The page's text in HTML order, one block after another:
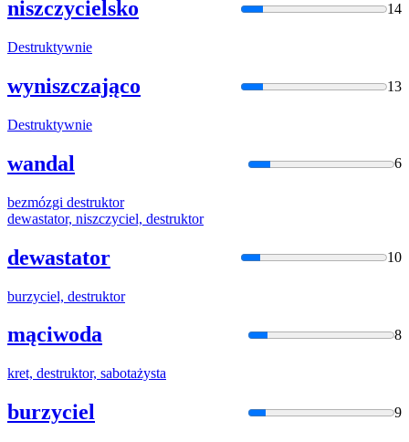
niszczycielsko 14
Destruktywnie
wyniszczająco 13
Destruktywnie
wandal 6
bezmózgi destruktor
dewastator, niszczyciel, destruktor
dewastator 10
burzyciel, destruktor
mąciwoda 8
kret, destruktor, sabotażysta
burzyciel 9